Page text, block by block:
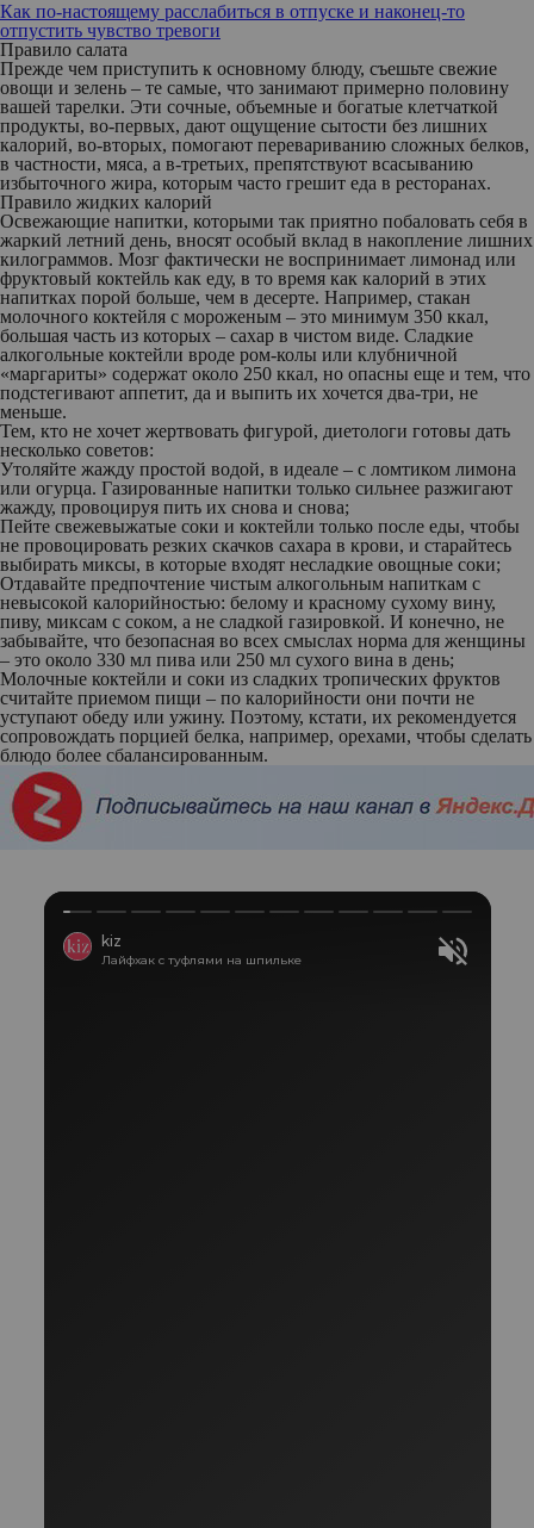
Как по-настоящему расслабиться в отпуске и наконец-то
отпустить чувство тревоги
Правило салата
Прежде чем приступить к основному блюду, съешьте свежие
овощи и зелень – те самые, что занимают примерно половину
вашей тарелки. Эти сочные, объемные и богатые клетчаткой
продукты, во-первых, дают ощущение сытости без лишних
калорий, во-вторых, помогают перевариванию сложных белков,
в частности, мяса, а в-третьих, препятствуют всасыванию
избыточного жира, которым часто грешит еда в ресторанах.
Правило жидких калорий
Освежающие напитки, которыми так приятно побаловать себя в
жаркий летний день, вносят особый вклад в накопление лишних
килограммов. Мозг фактически не воспринимает лимонад или
фруктовый коктейль как еду, в то время как калорий в этих
напитках порой больше, чем в десерте. Например, стакан
молочного коктейля с мороженым – это минимум 350 ккал,
большая часть из которых – сахар в чистом виде. Сладкие
алкогольные коктейли вроде ром-колы или клубничной
«маргариты» содержат около 250 ккал, но опасны еще и тем, что
подстегивают аппетит, да и выпить их хочется два-три, не
меньше.
Тем, кто не хочет жертвовать фигурой, диетологи готовы дать
несколько советов:
Утоляйте жажду простой водой, в идеале – с ломтиком лимона
или огурца. Газированные напитки только сильнее разжигают
жажду, провоцируя пить их снова и снова;
Пейте свежевыжатые соки и коктейли только после еды, чтобы
не провоцировать резких скачков сахара в крови, и старайтесь
выбирать миксы, в которые входят несладкие овощные соки;
Отдавайте предпочтение чистым алкогольным напиткам с
невысокой калорийностью: белому и красному сухому вину,
пиву, миксам с соком, а не сладкой газировкой. И конечно, не
забывайте, что безопасная во всех смыслах норма для женщины
– это около 330 мл пива или 250 мл сухого вина в день;
Молочные коктейли и соки из сладких тропических фруктов
считайте приемом пищи – по калорийности они почти не
уступают обеду или ужину. Поэтому, кстати, их рекомендуется
сопровождать порцией белка, например, орехами, чтобы сделать
блюдо более сбалансированным.